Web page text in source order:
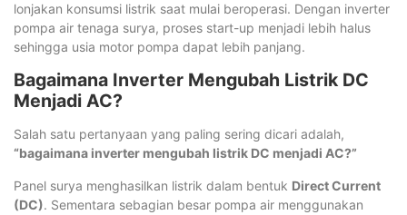
lonjakan konsumsi listrik saat mulai beroperasi. Dengan inverter
pompa air tenaga surya, proses start-up menjadi lebih halus
sehingga usia motor pompa dapat lebih panjang.
Bagaimana Inverter Mengubah Listrik DC
Menjadi AC?
Salah satu pertanyaan yang paling sering dicari adalah,
“bagaimana inverter mengubah listrik DC menjadi AC?”
Panel surya menghasilkan listrik dalam bentuk Direct Current
(DC). Sementara sebagian besar pompa air menggunakan